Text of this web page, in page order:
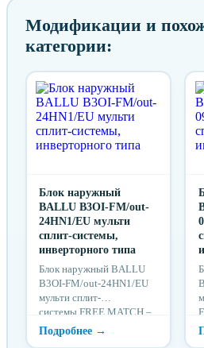
Модификации и
категории:
Блок наружный
BALLU B3OI-FM/out-
24HN1/EU мульти
сплит-системы,
инверторного типа
Блок наружный BALLU
B3OI-FM/out-24HN1/EU
мульти сплит-
системы FREE MATCH –
это климатическое
оборудование нового